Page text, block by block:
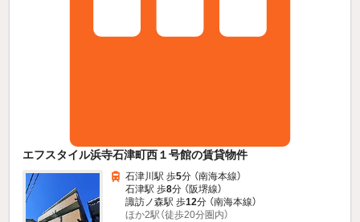
エフスタイル浜寺石津町西１号館の賃貸物件
石津川駅 歩5分 （南海本線）
石津駅 歩8分 （阪堺線）
諏訪ノ森駅 歩12分 （南海本線）
ほか2駅（徒歩20分圏内）